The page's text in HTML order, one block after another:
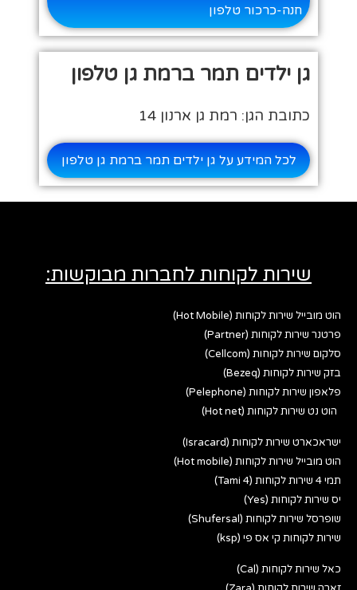
חנה-כרכור טלפון
גן ילדים תמר ברמת גן טלפון
כתובת הגן: רמת גן ארנון 14
לכל המידע על גן ילדים תמר ברמת גן טלפון
שירות לקוחות לחברות מבוקשות:
הוט מובייל שירות לקוחות (Hot Mobile)
פרטנר שירות לקוחות (Partner)
סלקום שירות לקוחות (Cellcom)
בזק שירות לקוחות (Bezeq)
פלאפון שירות לקוחות (Pelephone)
הוט נט שירות לקוחות (Hot net)
ישראכארט שירות לקוחות (Isracard)
הוט מובייל שירות לקוחות (Hot mobile)
תמי 4 שירות לקוחות (Tami 4)
יס שירות לקוחות (Yes)
שופרסל שירות לקוחות (Shufersal)
שירות לקוחות קי אס פי (ksp)
כאל שירות לקוחות (Cal)